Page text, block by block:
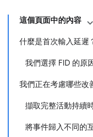
這個頁面中的內容
什麼是首次輸入延遲
我們選擇 FID 的原
我們正在考慮哪些改
擷取完整活動持續
將事件歸入不同的